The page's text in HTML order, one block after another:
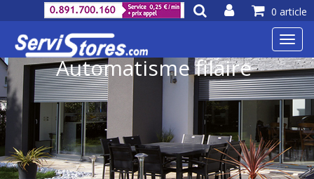
0 article
Automatisme filaire